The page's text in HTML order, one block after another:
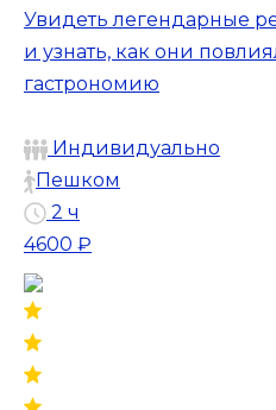
Увидеть легендарные
и узнать, как они
гастрономию
Индивидуально
Пешком
2 ч
4600 ₽